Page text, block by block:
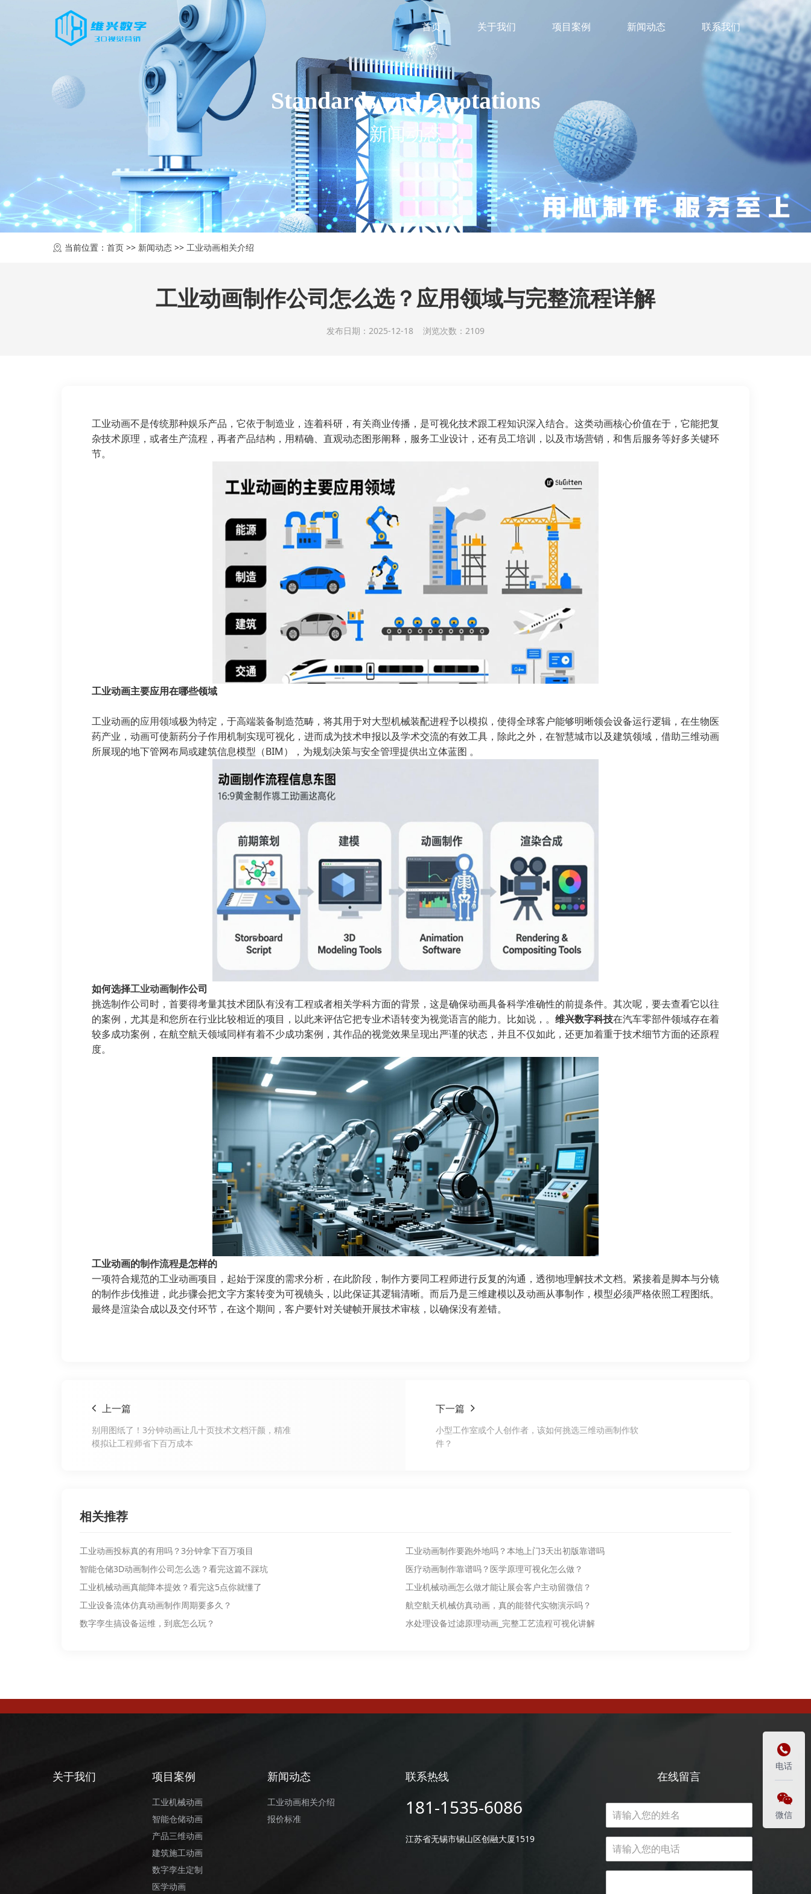
首页 关于我们 项目案例 新闻动态 联系我们
Standards and Quotations
新闻动态
当前位置： 首页 >> 新闻动态 >> 工业动画相关介绍
工业动画制作公司怎么选？应用领域与完整流程详解
发布日期：2025-12-18 浏览次数：2109
工业动画不是传统那种娱乐产品，它依于制造业，连着科研，有关商业传播，是可视化技术跟工程知识深入结合。这类动画核心价值在于，它能把复
杂技术原理，或者生产流程，再者产品结构，用精确、直观动态图形阐释，服务工业设计，还有员工培训，以及市场营销，和售后服务等好多关键环
节。
工业动画主要应用在哪些领域
工业动画的应用领域极为特定，于高端装备制造范畴，将其用于对大型机械装配进程予以模拟，使得全球客户能够明晰领会设备运行逻辑，在生物医
药产业，动画可使新药分子作用机制实现可视化，进而成为技术申报以及学术交流的有效工具，除此之外，在智慧城市以及建筑领域，借助三维动画
所展现的地下管网布局或建筑信息模型（BIM），为规划决策与安全管理提供出立体蓝图 。
如何选择工业动画制作公司
挑选制作公司时，首要得考量其技术团队有没有工程或者相关学科方面的背景，这是确保动画具备科学准确性的前提条件。其次呢，要去查看它以往
的案例，尤其是和您所在行业比较相近的项目，以此来评估它把专业术语转变为视觉语言的能力。比如说，。 维兴数字科技在汽车零部件领域存在着
较多成功案例，在航空航天领域同样有着不少成功案例，其作品的视觉效果呈现出严谨的状态，并且不仅如此，还更加着重于技术细节方面的还原程
度。
工业动画的制作流程是怎样的
一项符合规范的工业动画项目，起始于深度的需求分析，在此阶段，制作方要同工程师进行反复的沟通，透彻地理解技术文档。紧接着是脚本与分镜
的制作步伐推进，此步骤会把文字方案转变为可视镜头，以此保证其逻辑清晰。而后乃是三维建模以及动画从事制作，模型必须严格依照工程图纸。
最终是渲染合成以及交付环节，在这个期间，客户要针对关键帧开展技术审核，以确保没有差错。
上一篇
别用图纸了！3分钟动画让几十页技术文档汗颜，精准
模拟让工程师省下百万成本
下一篇
小型工作室或个人创作者，该如何挑选三维动画制作软
件？
相关推荐
工业动画投标真的有用吗？3分钟拿下百万项目
工业动画制作要跑外地吗？本地上门3天出初版靠谱吗
智能仓储3D动画制作公司怎么选？看完这篇不踩坑
医疗动画制作靠谱吗？医学原理可视化怎么做？
工业机械动画​真能降本提效？看完这5点你就懂了
工业机械动画怎么做才能让展会客户主动留微信？
工业设备流体仿真动画​制作周期要多久？
航空航天机械仿真动画，真的能替代实物演示吗？
数字孪生搞设备运维，到底怎么玩？
水处理设备过滤原理动画_完整工艺流程可视化讲解
关于我们 项目案例
工业机械动画
智能仓储动画
产品三维动画
建筑施工动画
数字孪生定制
医学动画
新闻动态
工业动画相关介绍
报价标准
联系热线
181-1535-6086
江苏省无锡市锡山区创融大厦1519
在线留言

电话

微信